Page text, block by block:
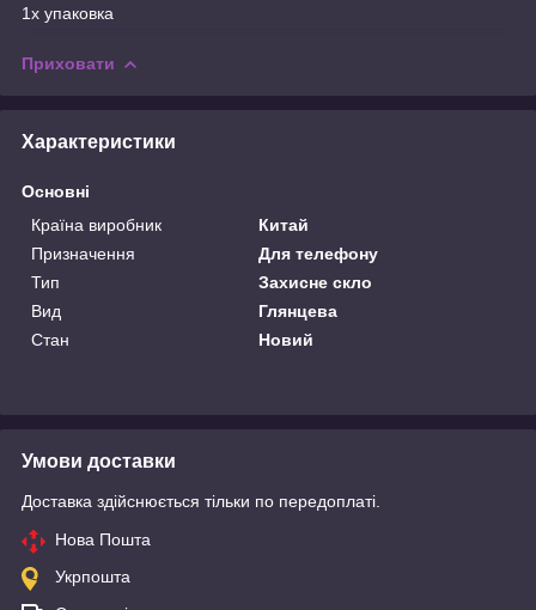
1х упаковка
Приховати
Характеристики
Основні
Країна виробник
Китай
Призначення
Для телефону
Тип
Захисне скло
Вид
Глянцева
Стан
Новий
Умови доставки
Доставка здійснюється тільки по передоплаті.
Нова Пошта
Укрпошта